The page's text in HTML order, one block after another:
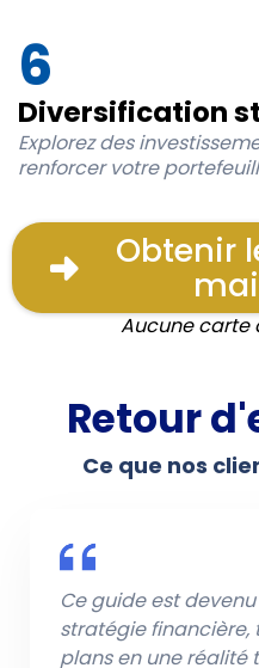
6
Diversification
Explorez des
renforcer votre
Obtenir
Aucune carte
Retour
Ce que nos
Ce guide est
stratégie financière,
plans en une réalité